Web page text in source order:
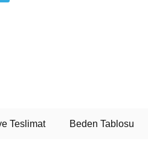
Teslimat Beden Tablosu